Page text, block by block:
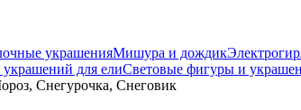
украшенияМишура и дождик
для елиСветовые фигуры и
Снегурочка, Снеговик